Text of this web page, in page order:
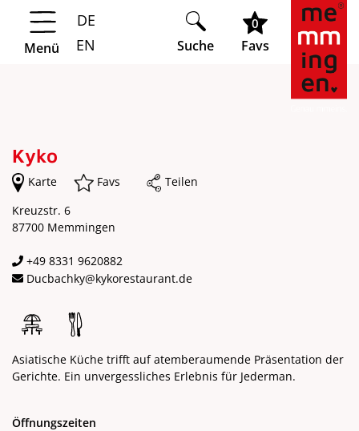
Springe zur Navigation
Springe zum Hauptinhalt
Menü
DE
EN
Suche
0
Favs
Kyko
Karte Favs
Teilen
Kreuzstr. 6
87700 Memmingen
+49 8331 9620882
Ducbachky@kykorestaurant.de
Asiatische Küche trifft auf atemberaumende Präsentation der
Gerichte. Ein unvergessliches Erlebnis für Jederman.
Öffnungszeiten